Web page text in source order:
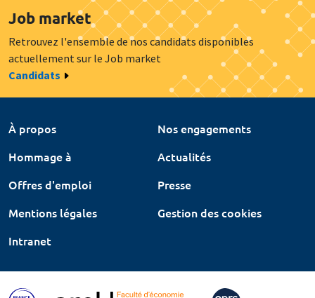
Job market
Retrouvez l'ensemble de nos candidats disponibles
actuellement sur le Job market
Candidats
À propos
Nos engagements
Hommage à
Actualités
Offres d'emploi
Presse
Mentions légales
Gestion des cookies
Intranet